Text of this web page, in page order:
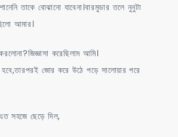
তাকে বোঝানো যাবেনা।বারমুডার তলে নুনুটা
আমার।
করেছিলাম আমি।
হবে,তারপরই জোর করে উঠে পড়ে সালোয়ার পরে
সহজে ছেড়ে দিল,